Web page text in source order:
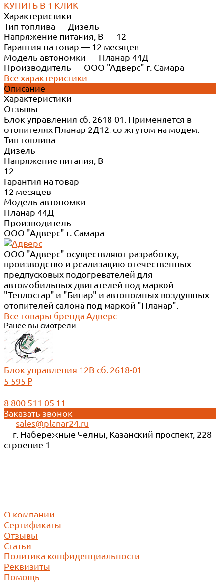
КУПИТЬ В 1 КЛИК
Характеристики
Тип топлива — Дизель
Напряжение питания, В — 12
Гарантия на товар — 12 месяцев
Модель автономки — Планар 44Д
Производитель — ООО "Адверс" г. Самара
Все характеристики
Описание
Характеристики
Отзывы
Блок управления сб. 2618-01. Применяется в
отопителях Планар 2Д12, со жгутом на модем.
Тип топлива
Дизель
Напряжение питания, В
12
Гарантия на товар
12 месяцев
Модель автономки
Планар 44Д
Производитель
ООО "Адверс" г. Самара
ООО "Адверс" осуществляют разработку,
производство и реализацию отечественных
предпусковых подогревателей для
автомобильных двигателей под маркой
"Теплостар" и "Бинар" и автономных воздушных
отопителей салона под маркой "Планар".
Все товары бренда Адверс
Ранее вы смотрели
Блок управления 12В сб. 2618-01
5 595 ₽
8 800 511 05 11
Заказать звонок
sales@planar24.ru
г. Набережные Челны, Казанский проспект, 228
строение 1
О компании
Сертификаты
Отзывы
Статьи
Политика конфиденциальности
Реквизиты
Помощь